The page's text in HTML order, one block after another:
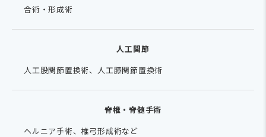
合術・形成術
人工関節
人工股関節置換術、人工膝関節置換術
脊椎・脊髄手術
ヘルニア手術、椎弓形成術など